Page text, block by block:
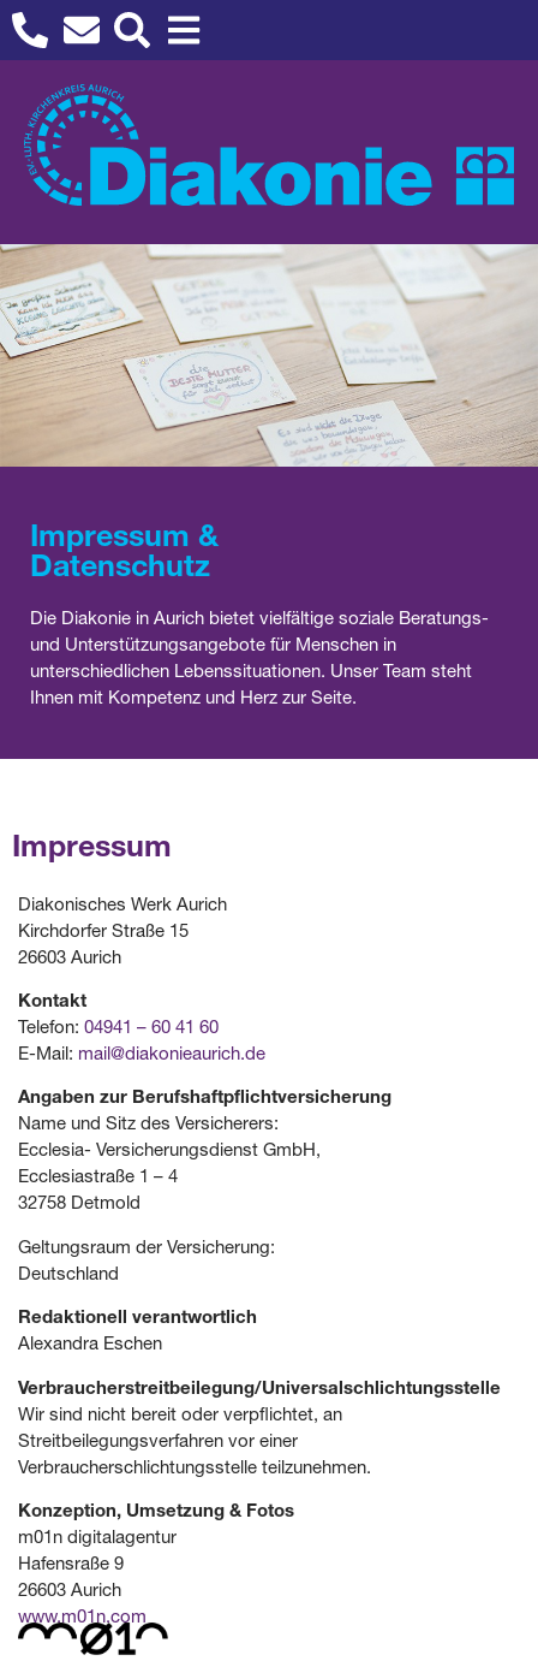
Impressum &
Datenschutz
Die Diakonie in Aurich bietet vielfältige soziale Beratungs-
und Unterstützungsangebote für Menschen in
unterschiedlichen Lebenssituationen. Unser Team steht
Ihnen mit Kompetenz und Herz zur Seite.
Impressum
Diakonisches Werk Aurich
Kirchdorfer Straße 15
26603 Aurich
Kontakt
Telefon: 04941 – 60 41 60
E-Mail: mail@diakonieaurich.de
Angaben zur Berufs­haftpflicht­versicherung
Name und Sitz des Versicherers:
Ecclesia- Versicherungsdienst GmbH,
Ecclesiastraße 1 – 4
32758 Detmold
Geltungsraum der Versicherung:
Deutschland
Redaktionell verantwortlich
Alexandra Eschen
Verbraucher­streit­beilegung/Universal­schlichtungs­stelle
Wir sind nicht bereit oder verpflichtet, an
Streitbeilegungsverfahren vor einer
Verbraucherschlichtungsstelle teilzunehmen.
Konzeption, Umsetzung & Fotos
m01n digitalagentur
Hafensraße 9
26603 Aurich
www.m01n.com